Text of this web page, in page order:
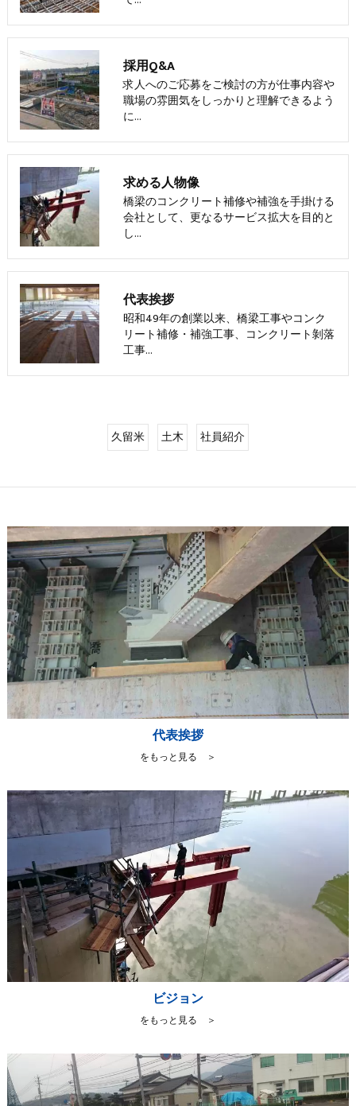
採用Q&A
求人へのご応募をご検討の方が仕事内容や
職場の雰囲気をしっかりと理解できるよう
に…
求める人物像
橋梁のコンクリート補修や補強を手掛ける
会社として、更なるサービス拡大を目的と
し…
代表挨拶
昭和49年の創業以来、橋梁工事やコンク
リート補修・補強工事、コンクリート剝落
工事…
久留米 土木 社員紹介
代表挨拶
をもっと見る ＞
ビジョン
をもっと見る ＞